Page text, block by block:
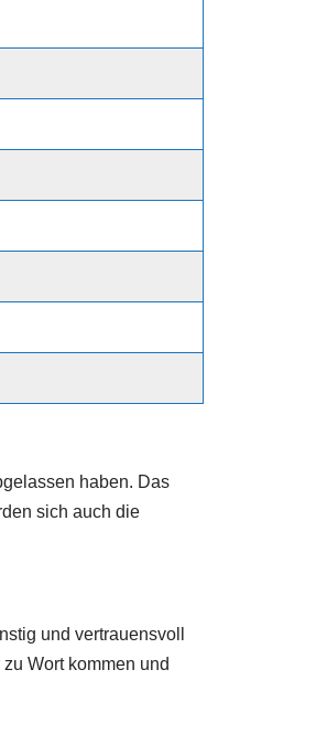
haben. Das
sich auch die
und vertrauensvoll
Wort kommen und